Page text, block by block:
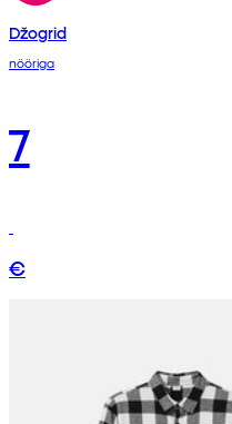
Džogrid
nööriga
7
€